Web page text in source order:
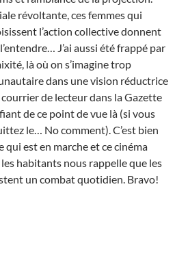
révoltante, ces femmes qui
l’action collective donnent
J’ai aussi été frappé par
là où on s’imagine trop
dans une vision réductrice
de lecteur dans la Gazette
de ce point de vue là (si vous
le… No comment). C’est bien
qui est en marche et ce cinéma
habitants nous rappelle que les
un combat quotidien. Bravo!